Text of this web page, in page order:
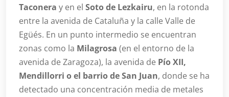
Taconera y en el Soto de Lezkairu, en la rotonda
entre la avenida de Cataluña y la calle Valle de
Egüés. En un punto intermedio se encuentran
zonas como la Milagrosa (en el entorno de la
avenida de Zaragoza), la avenida de Pío XII,
Mendillorri o el barrio de San Juan, donde se ha
detectado una concentración media de metales